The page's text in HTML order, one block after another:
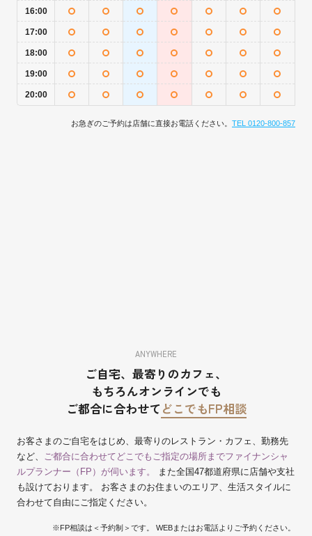
16:00
17:00
18:00
19:00
20:00
お急ぎのご予約は店舗に直接お電話ください。 TEL 0120-800-857
ANYWHERE
ご自宅、最寄りのカフェ、
もちろんオンラインでも
ご都合に合わせてどこでもFP相談
お客さまのご自宅をはじめ、最寄りのレストラン・カフェ、勤務先
など、 ご都合に合わせてどこでもご指定の場所までファイナンシャ
ルプランナー（FP）が伺います。
また全国47都道府県に店舗や支社
も設けております。 お客さまのお住まいのエリア、生活スタイルに
合わせて自由にご指定ください。
※FP相談は＜予約制＞です。 WEBまたはお電話よりご予約ください。